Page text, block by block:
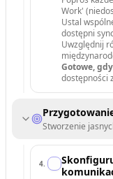
Work'
Ustal
dostępni
Uwzględnij
Gotowe,
dostępności
Stworzenie
4.